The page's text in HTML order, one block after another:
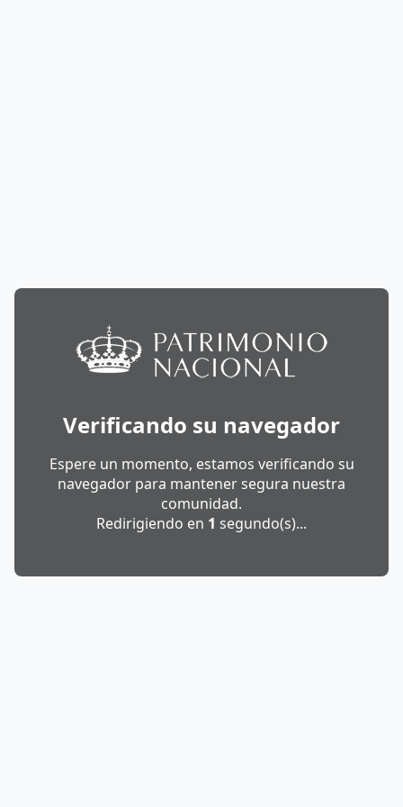
Verificando su navegador
Espere un momento, estamos verificando su
navegador para mantener segura nuestra
comunidad.
Redirigiendo en 1 segundo(s)...